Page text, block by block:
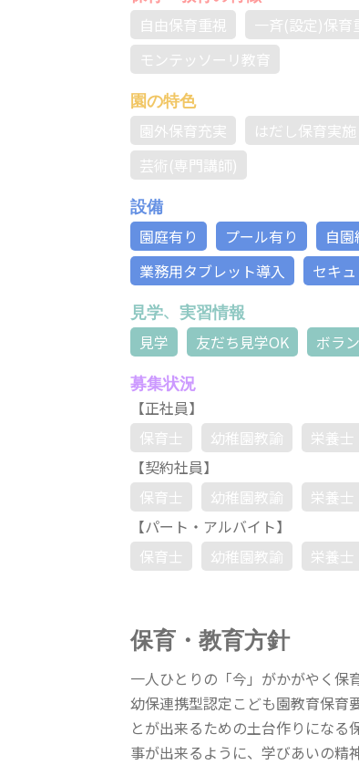
自由保育重視 一斉(設定)保育
モンテッソーリ教育
園の特色
園外保育充実 はだし保育実施
芸術(専門講師)
設備
園庭有り プール有り 自
業務用タブレット導入
セキ
見学、実習情報
見学 友だち見学OK ボラ
募集状況
【正社員】
保育士
幼稚園教諭 栄養士
【契約社員】
保育士
幼稚園教諭 栄養士
【パート・アルバイト】
保育士
幼稚園教諭 栄養士
保育・教育方針
一人ひとりの「今」がかがやく保
幼保連携型認定こども園教育保育
とが出来るための土台作りになる
事が出来るように、学びあいの精